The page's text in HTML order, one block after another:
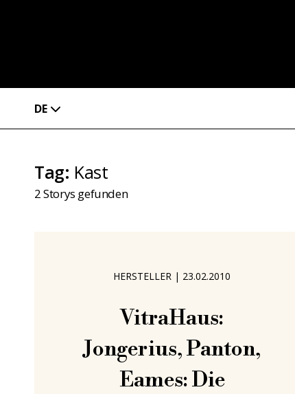
DE
Tag: Kast
2Storys gefunden
HERSTELLER | 23.02.2010
VitraHaus:
Jongerius, Panton,
Eames: Die